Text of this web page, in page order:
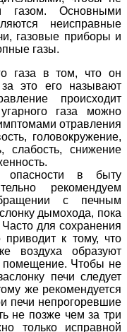
газом. Основными
неисправные
газовые приборы и
газы.
газа в том, что он
это его называют
происходит
газа можно
отравления
головокружение,
слабость, снижение
опасности в быту
рекомендуем
с печным
дымохода, пока
Часто для сохранения
к тому, что
воздуха образуют
помещение. Чтобы не
печи следует
же рекомендуется
печи непрогоревшие
не позже чем за три
только исправной